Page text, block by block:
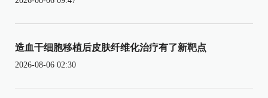
造血干细胞移植后皮肤纤维化治疗有了新靶点
2026-08-06 02:30